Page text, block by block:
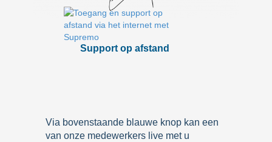
Support op afstand
Via bovenstaande blauwe knop kan een
van onze medewerkers live met u